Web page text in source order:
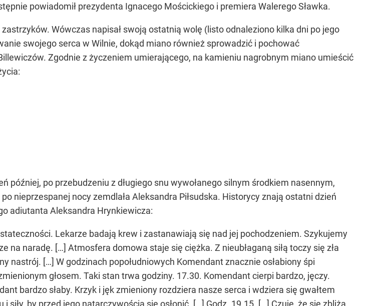
powiadomił prezydenta Ignacego Mościckiego i premiera Walerego Sławka.
Wówczas napisał swoją ostatnią wolę (listo odnaleziono kilka dni po jego
swojego serca w Wilnie, dokąd miano również sprowadzić i pochować
Zgodnie z życzeniem umierającego, na kamieniu nagrobnym miano umieścić
później, po przebudzeniu z długiego snu wywołanego silnym środkiem nasennym,
nieprzespanej nocy zemdlała Aleksandra Piłsudska. Historycy znają ostatni dzień
adiutanta Aleksandra Hrynkiewicza:
Lekarze badają krew i zastanawiają się nad jej pochodzeniem. Szykujemy
na naradę. […] Atmosfera domowa staje się ciężka. Z nieubłaganą siłą toczy się zła
nastrój. […] W godzinach popołudniowych Komendant znacznie osłabiony śpi
głosem. Taki stan trwa godziny. 17.30. Komendant cierpi bardzo, jęczy.
bardzo słaby. Krzyk i jęk zmieniony rozdziera nasze serca i wdziera się gwałtem
siły, by przed jego natarczywością się osłonić. […] Godz. 19.15. […] Czuję, że się zbliża